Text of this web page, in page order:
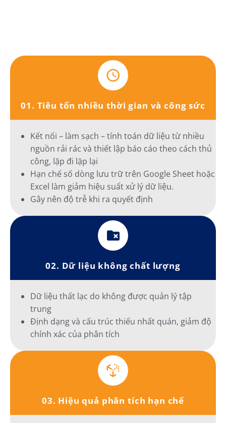
01. Tiêu tốn nhiều thời gian và công sức
Kết nối – làm sạch – tính toán dữ liệu từ nhiều
nguồn rải rác và thiết lập báo cáo theo cách thủ
công, lặp đi lặp lại
Hạn chế số dòng lưu trữ trên Google Sheet hoặc
Excel làm giảm hiệu suất xử lý dữ liệu.
Gây nên độ trễ khi ra quyết định
02. Dữ liệu không chất lượng
Dữ liệu thất lạc do không được quản lý tập
trung
Định dạng và cấu trúc thiếu nhất quán, giảm độ
chính xác của phân tích
03. Hiệu quả phân tích hạn chế